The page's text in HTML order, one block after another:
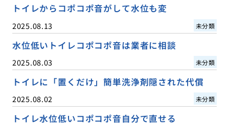
トイレからコポコポ音がして水位も変
2025.08.13 未分類
水位低いトイレコポコポ音は業者に相談
2025.08.03 未分類
トイレに「置くだけ」簡単洗浄剤隠された代償
2025.08.02 未分類
トイレ水位低いコポコポ音自分で直せる